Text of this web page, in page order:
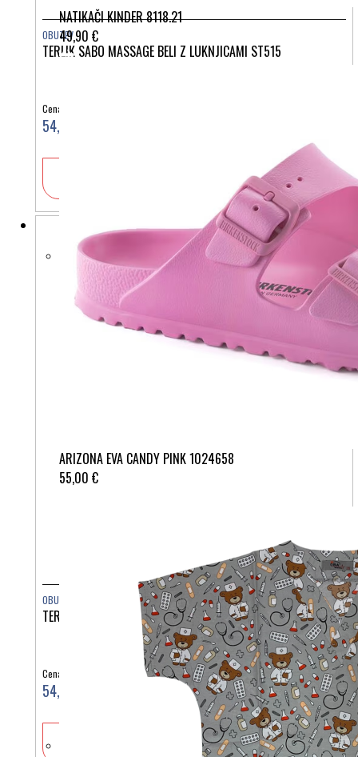
NATIKAČI KINDER 8118.21
49,90 €
ARIZONA EVA CANDY PINK 1024658
55,00 €
OBUTEV
TERLIK SABO MASSAGE BELI Z LUKNJICAMI ST515
Cena:
54,90 €
OBUTEV
TERLIK SABO AIRLIGHT ROZA ROŽE MIKROFIBRA ST1316
Cena:
54,90 €